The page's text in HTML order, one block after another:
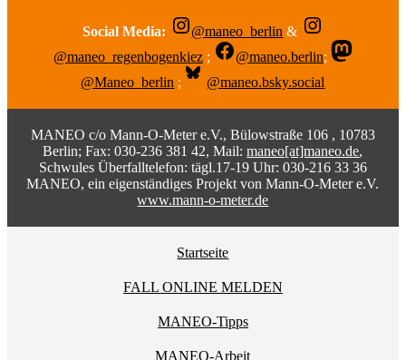
Social Media: @maneo_berlin &
@maneo_regenbogenkiez ; @maneo.berlin;
@Maneo_berlin ; @maneo.bsky.social
MANEO c/o Mann-O-Meter e.V., Bülowstraße 106 , 10783
Berlin; Fax: 030-236 381 42, Mail:maneo[at]maneo.de,
Schwules Überfalltelefon: tägl.17-19 Uhr: 030-216 33 36
MANEO, ein eigenständiges Projekt von Mann-O-Meter e.V.
www.mann-o-meter.de
Startseite
FALL ONLINE MELDEN
MANEO-Tipps
MANEO-Arbeit